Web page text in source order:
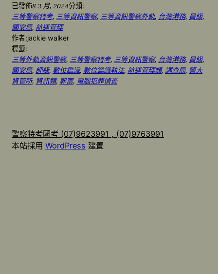
已發佈8 3 月, 2024分類:
三等警察特考, 三等資訊警察, 三等資訊警察外軌, 台灣港務, 員級
國安局, 航運管理
作者:jackie walker
標籤:
三等外軌資訊警察, 三等警察特考, 三等資訊警察, 台灣港務, 員級
國安局, 師級, 數位鑑識, 數位鑑識執法, 航運管理類, 調查局, 警大
資管所, 資訊類, 郭富, 電腦犯罪偵查
警察特考國考 (07)9623991 , (07)9763991
本站採用 WordPress 建置